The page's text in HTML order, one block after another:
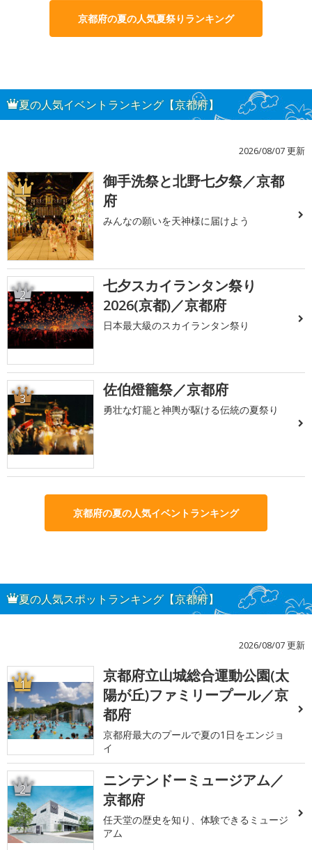
京都府の夏の人気夏祭りランキング
夏の人気イベントランキング【京都府】
2026/08/07 更新
1
御手洗祭と北野七夕祭／京都
府
みんなの願いを天神様に届けよう
2
七夕スカイランタン祭り
2026(京都)／京都府
日本最大級のスカイランタン祭り
3 佐伯燈籠祭／京都府
勇壮な灯籠と神輿が駆ける伝統の夏祭り
京都府の夏の人気イベントランキング
夏の人気スポットランキング【京都府】
2026/08/07 更新
1
京都府立山城総合運動公園(太
陽が丘)ファミリープール／京
都府
京都府最大のプールで夏の1日をエンジョ
イ
2
ニンテンドーミュージアム／
京都府
任天堂の歴史を知り、体験できるミュージ
アム